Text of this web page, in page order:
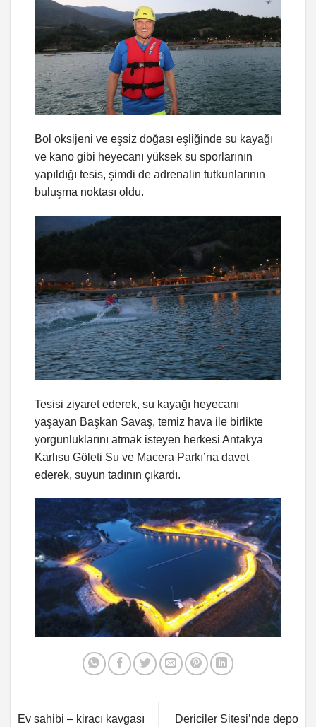
Bol oksijeni ve eşsiz doğası eşliğinde su kayağı
ve kano gibi heyecanı yüksek su sporlarının
yapıldığı tesis, şimdi de adrenalin tutkunlarının
buluşma noktası oldu.
Tesisi ziyaret ederek, su kayağı heyecanı
yaşayan Başkan Savaş, temiz hava ile birlikte
yorgunluklarını atmak isteyen herkesi Antakya
Karlısu Göleti Su ve Macera Parkı’na davet
ederek, suyun tadının çıkardı.
Ev sahibi – kiracı kavgası
Dericiler Sitesi’nde depo